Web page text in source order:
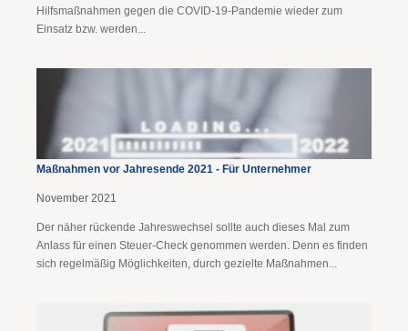
Hilfsmaßnahmen gegen die COVID-19-Pandemie wieder zum
Einsatz bzw. werden...
Maßnahmen vor Jahresende 2021 - Für Unternehmer
November 2021
Der näher rückende Jahreswechsel sollte auch dieses Mal zum
Anlass für einen Steuer-Check genommen werden. Denn es finden
sich regelmäßig Möglichkeiten, durch gezielte Maßnahmen...